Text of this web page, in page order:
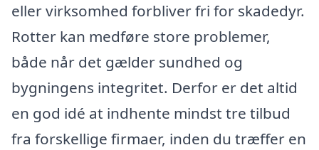
eller virksomhed forbliver fri for skadedyr.
Rotter kan medføre store problemer,
både når det gælder sundhed og
bygningens integritet. Derfor er det altid
en god idé at indhente mindst tre tilbud
fra forskellige firmaer, inden du træffer en